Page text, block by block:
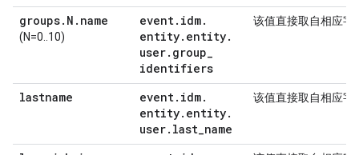
groups. N . name
(N=0..10)
event. idm.
entity. entity.
user. group_
identifiers
该值直接取自相应字
lastname event. idm.
entity. entity.
user. last_name
该值直接取自相应字